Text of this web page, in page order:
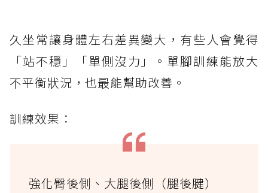
久坐常讓身體左右差異變大，有些人會覺得
「站不穩」「單側沒力」。單腳訓練能放大
不平衡狀況，也最能幫助改善。
訓練效果：
強化臀後側、大腿後側（腿後腱）